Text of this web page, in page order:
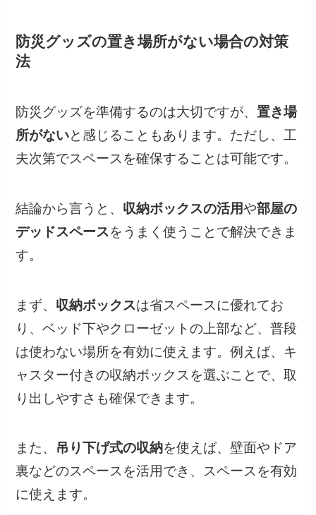
防災グッズの置き場所がない場合の対策
法
防災グッズを準備するのは大切ですが、置き場
所がないと感じることもあります。ただし、工
夫次第でスペースを確保することは可能です。
結論から言うと、 収納ボックスの活用や部屋の
デッドスペースをうまく使うことで解決できま
す。
まず、 収納ボックスは省スペースに優れてお
り、ベッド下やクローゼットの上部など、普段
は使わない場所を有効に使えます。例えば、キ
ャスター付きの収納ボックスを選ぶことで、取
り出しやすさも確保できます。
また、 吊り下げ式の収納を使えば、壁面やドア
裏などのスペースを活用でき、スペースを有効
に使えます。